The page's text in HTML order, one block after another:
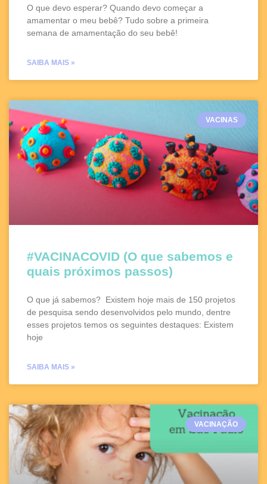
O que devo esperar? Quando devo começar a
amamentar o meu bebê? Tudo sobre a primeira
semana de amamentação do seu bebê!
SAIBA MAIS »
VACINAS
#VACINACOVID (O que sabemos e
quais próximos passos)
O que já sabemos? Existem hoje mais de 150 projetos
de pesquisa sendo desenvolvidos pelo mundo, dentre
esses projetos temos os seguintes destaques: Existem
hoje
SAIBA MAIS »
VACINAÇÃO